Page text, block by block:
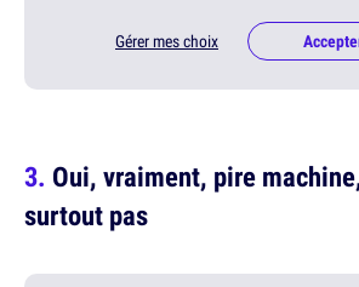
Gérer mes choix
Oui, vraiment, pire
surtout pas